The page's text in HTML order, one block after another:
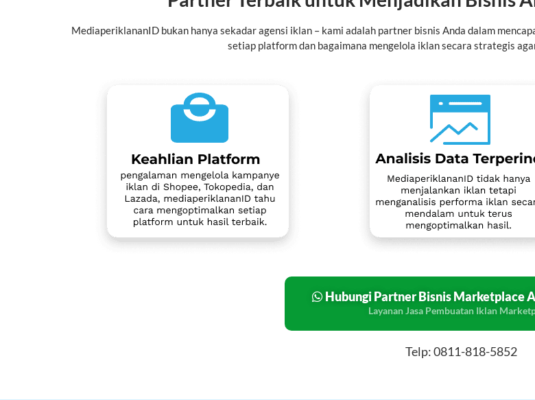
MediaperiklananID bukan hanya sekadar agensi iklan – kami adalah partner bisnis Anda dalam
setiap platform dan bagaimana mengelola iklan secara strategis
Hubungi Partner Bisnis Marketplace
Layanan Jasa Pembuatan Iklan
Telp: 0811-818-5852